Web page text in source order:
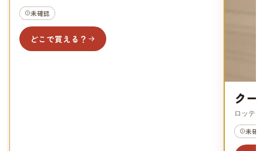
未確認
どこで買える？
クー
ロッテ
未確